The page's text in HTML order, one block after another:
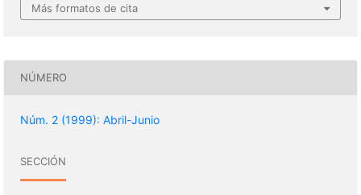
Más formatos de cita
NÚMERO
Núm. 2 (1999): Abril-Junio
SECCIÓN